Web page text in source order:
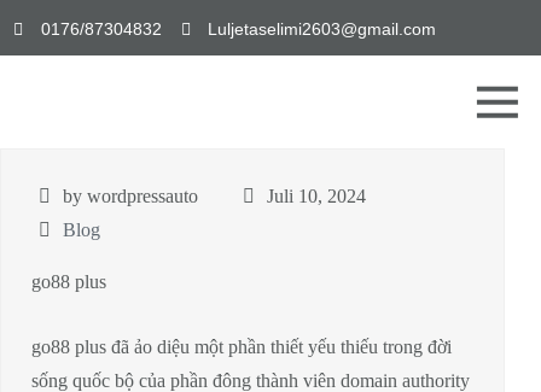
0176/87304832 Luljetaselimi2603@gmail.com
by wordpressauto
Juli 10, 2024
Blog
go88 plus
go88 plus đã ảo diệu một phần thiết yếu thiếu trong đời
sống quốc bộ của phần đông thành viên domain authority